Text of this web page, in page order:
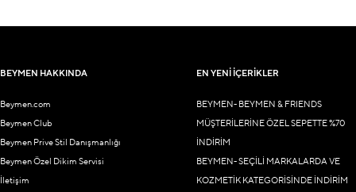
BEYMEN HAKKINDA
Beymen.com
Beymen Club
Beymen Prive Stil Danışmanlığı
Beymen Özel Dikim Servisi
İletişim
EN YENİ İÇERİKLER
BEYMEN- BEYMEN & FRIENDS
MÜŞTERİLERİNE ÖZEL SEPETTE %70
İNDİRİM
BEYMEN- SEÇİLİ MARKALARDA VE
KOZMETİK KATEGORİSİNDE İNDİRİM